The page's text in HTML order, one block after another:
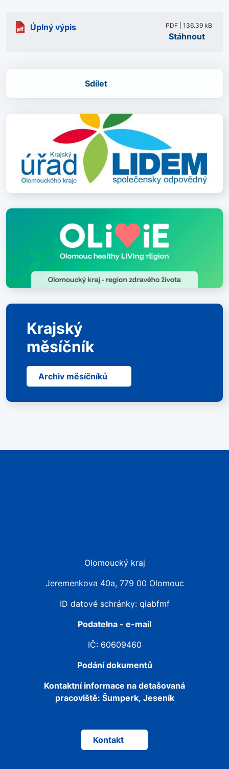
Úplný výpis PDF | 136.39 kB
Stáhnout
Sdílet
Krajský
měsíčník
Archiv měsíčníků
Olomoucký kraj
Jeremenkova 40a, 779 00 Olomouc
ID datové schránky: qiabfmf
Podatelna - e-mail
IČ: 60609460
Podání dokumentů
Kontaktní informace na detašovaná
pracoviště: Šumperk, Jeseník
Kontakt